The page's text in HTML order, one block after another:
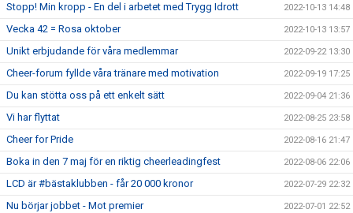
Stopp! Min kropp - En del i arbetet med Trygg Idrott 2022-10-13 14:48
Vecka 42 = Rosa oktober 2022-10-13 13:57
Unikt erbjudande för våra medlemmar 2022-09-22 13:30
Cheer-forum fyllde våra tränare med motivation 2022-09-19 17:25
Du kan stötta oss på ett enkelt sätt 2022-09-04 21:36
Vi har flyttat 2022-08-25 23:58
Cheer for Pride 2022-08-16 21:47
Boka in den 7 maj för en riktig cheerleadingfest 2022-08-06 22:06
LCD är #bästaklubben - får 20 000 kronor 2022-07-29 22:32
Nu börjar jobbet - Mot premier 2022-07-01 22:52